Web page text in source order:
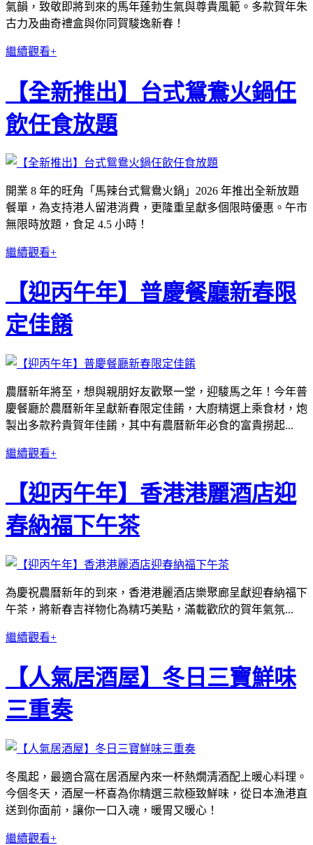
氣韻，致敬即將到來的馬年蓬勃生氣與尊貴風範。多款賀年朱
古力及曲奇禮盒與你同賀駿逸新春！
繼續觀看+
【全新推出】台式鴛鴦火鍋仼
飲任食放題
開業 8 年的旺角「馬辣台式鴛鴦火鍋」2026 年推出全新放題
餐單，為支持港人留港消費，更隆重呈獻多個限時優惠。午市
無限時放題，食足 4.5 小時！
繼續觀看+
【迎丙午年】普慶餐廳新春限
定佳餚
農曆新年將至，想與親朋好友歡聚一堂，迎駿馬之年！今年普
慶餐廳於農曆新年呈獻新春限定佳餚，大廚精選上乘食材，炮
製出多款矜貴賀年佳餚，其中有農曆新年必食的富貴撈起...
繼續觀看+
【迎丙午年】香港港麗酒店迎
春納福下午茶
為慶祝農曆新年的到來，香港港麗酒店樂聚廊呈獻迎春納福下
午茶，將新春吉祥物化為精巧美點，滿載歡欣的賀年氣氛...
繼續觀看+
【人氣居酒屋】冬日三寶鮮味
三重奏
冬風起，最適合窩在居酒屋內來一杯熱燗清酒配上暖心料理。
今個冬天，酒屋一杯喜為你精選三款極致鮮味，從日本漁港直
送到你面前，讓你一口入魂，暖胃又暖心！
繼續觀看+